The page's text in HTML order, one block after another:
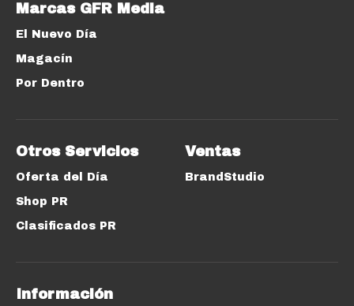
Marcas GFR Media
El Nuevo Día
Magacín
Por Dentro
Otros Servicios
Oferta del Día
Shop PR
Clasificados PR
Ventas
BrandStudio
Información